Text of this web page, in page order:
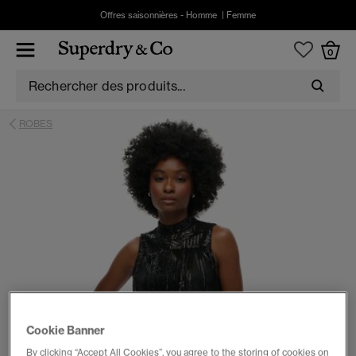
Offres saisonnières - Homme Femme
0
ROBES
Cookie Banner
By clicking “Accept All Cookies”, you agree to the storing of cookies on